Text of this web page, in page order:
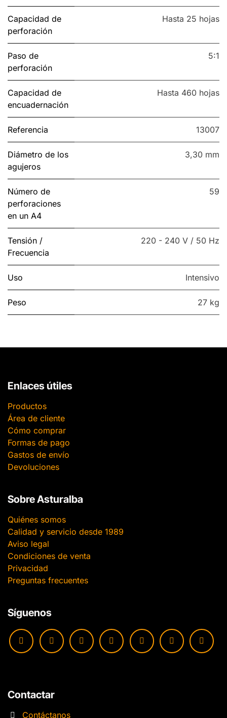
Capacidad de
perforación
Hasta 25 hojas
Paso de
perforación
5:1
Capacidad de
encuadernación
Hasta 460 hojas
Referencia 13007
Diámetro de los
agujeros
3,30 mm
Número de
perforaciones
en un A4
59
Tensión /
Frecuencia
220 - 240 V / 50 Hz
Uso Intensivo
Peso 27 kg
Enlaces útiles
Productos
Área de cliente
Cómo comprar
Formas de pago
Gastos de envío
Devoluciones
Sobre Asturalba
Quiénes somos
Calidad y servicio desde 1989
Aviso legal
Condiciones de venta
Privacidad
Preguntas frecuentes
Síguenos
Contactar
Contáctanos